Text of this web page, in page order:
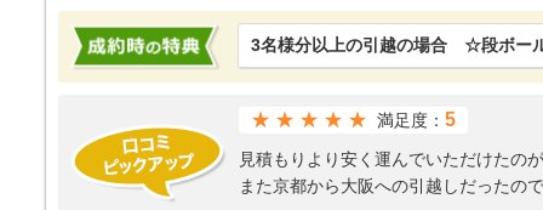
3名様分以上の引越の場合 ☆段ボー
★★★★★ 満足度： 5
見積もりより安く運んでいただけたの
また京都から大阪への引越しだったの